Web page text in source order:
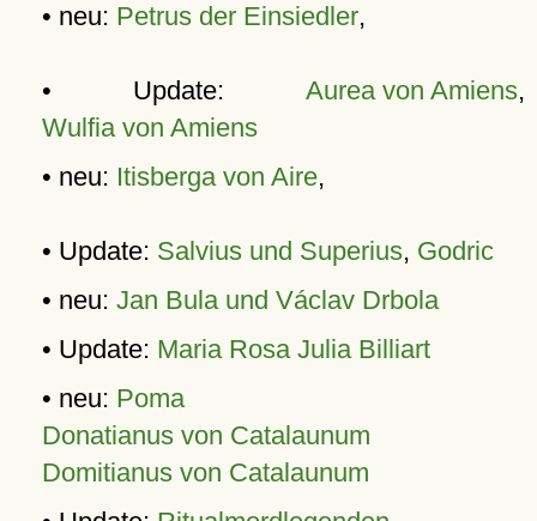
• neu: Petrus der Einsiedler,
• Update: Aurea von Amiens,
Wulfia von Amiens
• neu: Itisberga von Aire,
• Update: Salvius und Superius, Godric
• neu: Jan Bula und Václav Drbola
• Update: Maria Rosa Julia Billiart
• neu: Poma
Donatianus von Catalaunum
Domitianus von Catalaunum